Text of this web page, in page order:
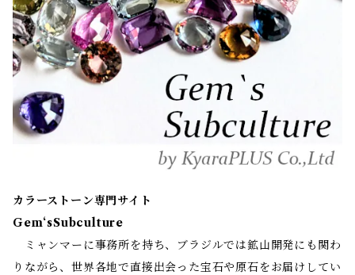
カラーストーン専門サイト
Gem‘sSubculture
ミャンマーに事務所を持ち、ブラジルでは鉱山開発にも関わ
りながら、世界各地で直接出会った宝石や原石をお届けしてい